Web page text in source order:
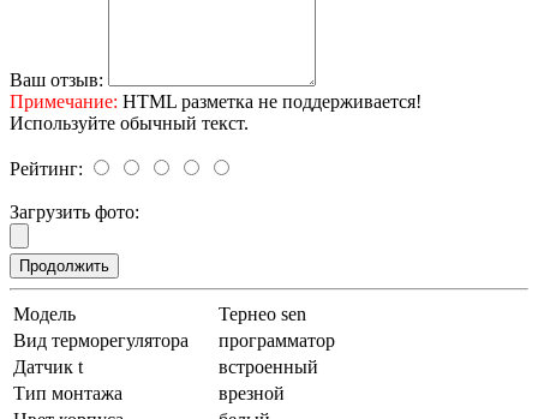
Ваш отзыв:
Примечание: HTML разметка не поддерживается!
Используйте обычный текст.
Рейтинг:
Загрузить фото:
Продолжить
Модель
Тернео sen
Вид терморегулятора
программатор
Датчик t
встроенный
Тип монтажа
врезной